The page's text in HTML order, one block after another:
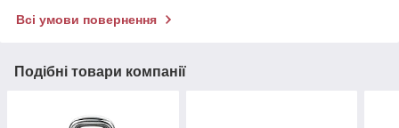
Всі умови повернення
Подібні товари компанії